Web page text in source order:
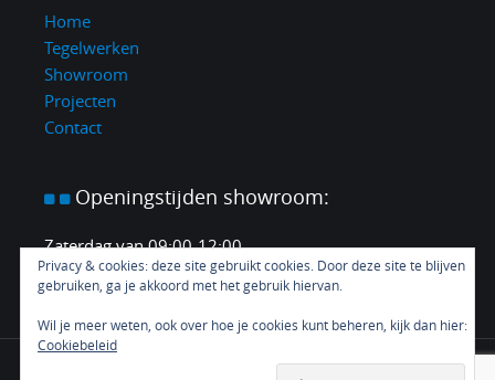
Home
Tegelwerken
Showroom
Projecten
Contact
Openingstijden showroom:
Zaterdag van 09:00-12:00.
En elke middag en avond op afspraak.
Copyright ©
Privacy & cookies: deze site gebruikt cookies. Door deze site te blijven
gebruiken, ga je akkoord met het gebruik hiervan.
Wil je meer weten, ook over hoe je cookies kunt beheren, kijk dan hier:
Cookiebeleid